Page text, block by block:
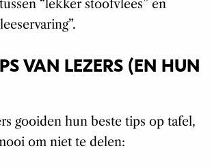
“lekker stoofvlees” en
VAN LEZERS (EN HUN
gooiden hun beste tips op tafel,
om niet te delen: